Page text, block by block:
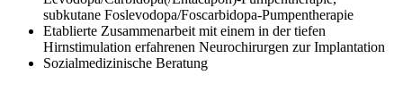
subkutane Foslevodopa/Foscarbidopa-Pumpentherapie
Etablierte Zusammenarbeit mit einem in der tiefen
Hirnstimulation erfahrenen Neurochirurgen zur Implantation
Sozialmedizinische Beratung